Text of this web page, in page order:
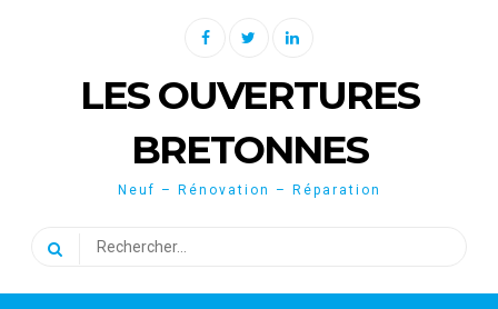
FacebookTwitterLinkedin
LES OUVERTURES
BRETONNES
Neuf – Rénovation – Réparation
Rechercher :